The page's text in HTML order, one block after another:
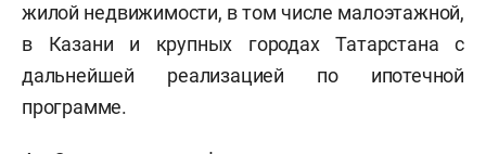
жилой недвижимости, в том числе малоэтажной,
в Казани и крупных городах Татарстана с
дальнейшей реализацией по ипотечной
программе.